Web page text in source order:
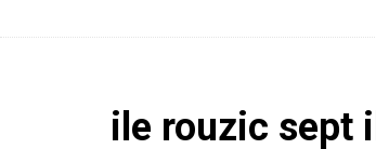
ile rouzic sept